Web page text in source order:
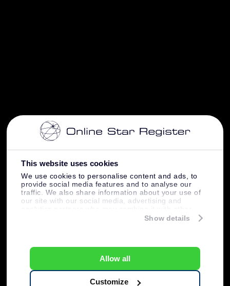
This website uses cookies
We use cookies to personalise content and ads, to
provide social media features and to analyse our
traffic. We also share information about your use of
our site with our social media, advertising and
information that you’ve provided to them or that
Show details
Allow all
Customize